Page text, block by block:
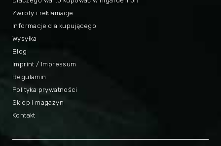
Imprint / Impressum
Zwroty i reklamacje
Regulamin
Informacje dla kupującego
Polityka prywatności
Wysyłka
Sklep i magazyn
Blog
Kontakt